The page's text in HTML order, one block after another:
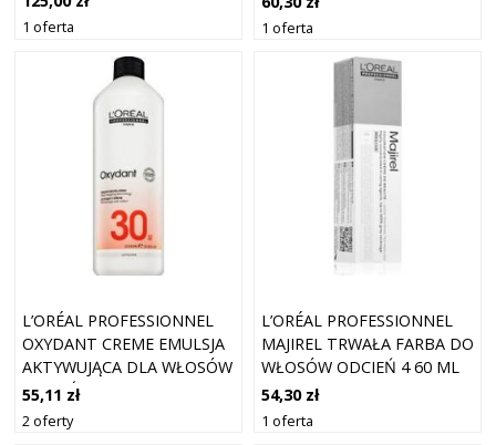
1 oferta 1 oferta
L’ORÉAL PROFESSIONNEL
OXYDANT CREME EMULSJA
AKTYWUJĄCA DLA WŁOSÓW
ROZJAŚNIONYCH LUB Z
BALEJAŻEM 9 % / 30 VOL.
1000 ML
55,11 zł
2 oferty
L’ORÉAL PROFESSIONNEL
MAJIREL TRWAŁA FARBA DO
WŁOSÓW ODCIEŃ 4 60 ML
54,30 zł
1 oferta